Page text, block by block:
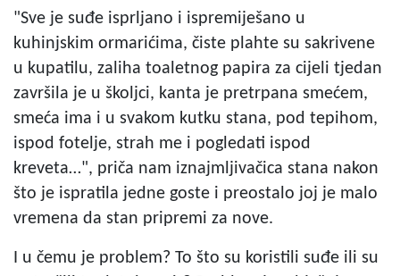
"Sve je suđe isprljano i ispremiješano u
kuhinjskim ormarićima, čiste plahte su sakrivene
u kupatilu, zaliha toaletnog papira za cijeli tjedan
završila je u školjci, kanta je pretrpana smećem,
smeća ima i u svakom kutku stana, pod tepihom,
ispod fotelje, strah me i pogledati ispod
kreveta…", priča nam iznajmljivačica stana nakon
što je ispratila jedne goste i preostalo joj je malo
vremena da stan pripremi za nove.
I u čemu je problem? To što su koristili suđe ili su